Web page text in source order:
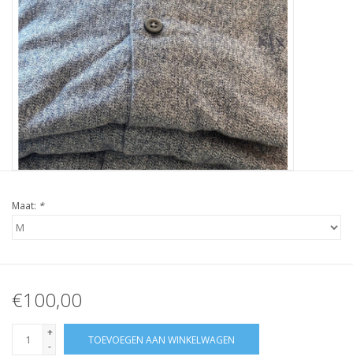
Maat: *
€100,00
+
-
TOEVOEGEN AAN WINKELWAGEN